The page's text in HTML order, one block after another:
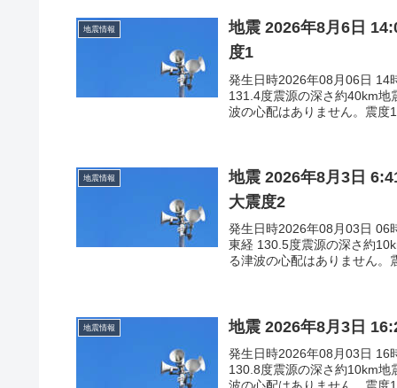
地震情報
地震 2026年8月6日
度1
発生日時2026年08月06日 14
131.4度震源の深さ約40km地
波の心配はありません。震度
地震情報
地震 2026年8月3日
大震度2
発生日時2026年08月03日 06
東経 130.5度震源の深さ約
る津波の心配はありません。
地震情報 地震 2026年8月3日
発生日時2026年08月03日 16
130.8度震源の深さ約10km地
波の心配はありません。震度